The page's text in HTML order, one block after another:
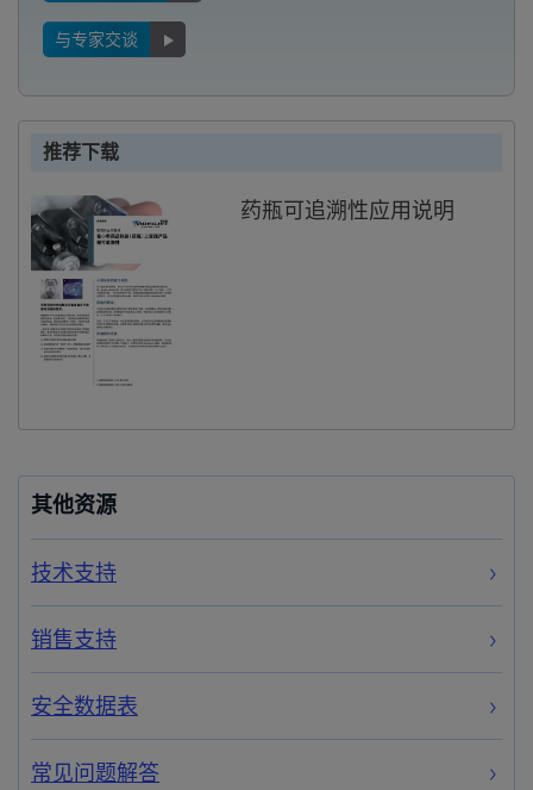
与专家交谈
推荐下载
药瓶可追溯性应用说明
其他资源
技术支持
销售支持
安全数据表
常见问题解答